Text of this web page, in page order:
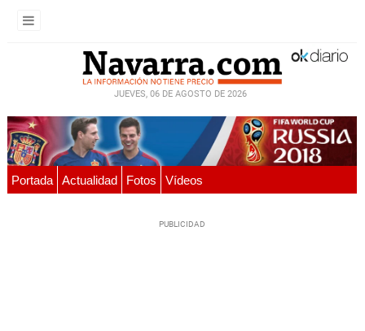
JUEVES, 06 DE AGOSTO DE 2026
Portada Actualidad Fotos Vídeos